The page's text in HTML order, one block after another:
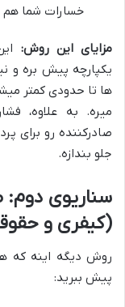
خسارات شما هم
مزایای این روش:
یکپارچه پیش بره و
ها تا حدودی کمتر
میره. به علاوه،
صادرکننده رو برای
جلو بندازه.
سناریوی دوم:
(کیفری و
روش دیگه اینه که
پیش ببرید: